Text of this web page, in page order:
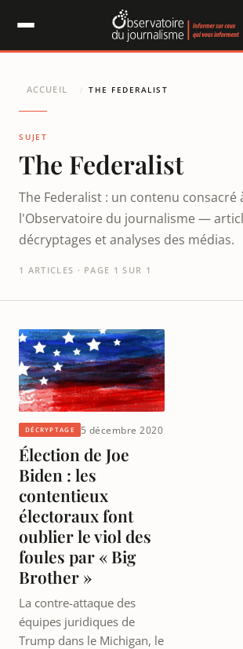
ACCUEIL / THE FEDERALIST
SUJET
The Federalist
The Federalist : un contenu consacré
l'Observatoire du journalisme —
décryptages et analyses des médias.
1 ARTICLES · PAGE 1 SUR 1
DÉCRYPTAGE 5 décembre 2020
Élection de Joe
Biden : les
contentieux
électoraux font
oublier le viol des
foules par « Big
Brother »
La contre-attaque des
équipes juridiques de
Trump dans le Michigan, le
Panneau de gestion des cookies